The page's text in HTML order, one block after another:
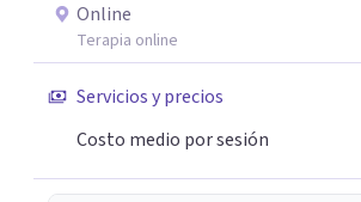
eficacia, reduciendo el tiempo de tratamiento y
consiguiendo cambios positivos desde
¿Tienes dudas de cómo enfocaré tu
momento de dar el paso a una nueva
Online
Terapia online
Servicios y precios
Costo medio por sesión